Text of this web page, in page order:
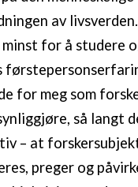
av
for å studere
for meg som
så langt
– at
preger og